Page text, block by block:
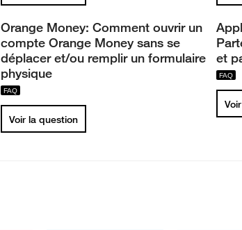
Orange Money: Comment ouvrir un
compte Orange Money sans se
déplacer et/ou remplir un formulaire
physique
Voir la question
et